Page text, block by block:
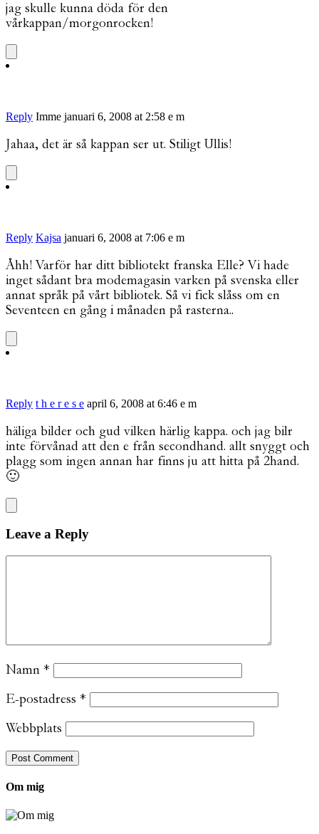
jag skulle kunna döda för den
vårkappan/morgonrocken!
Reply Imme januari 6, 2008 at 2:58 e m
Jahaa, det är så kappan ser ut. Stiligt Ullis!
Reply Kajsa januari 6, 2008 at 7:06 e m
Åhh! Varför har ditt bibliotekt franska Elle? Vi hade
inget sådant bra modemagasin varken på svenska eller
annat språk på vårt bibliotek. Så vi fick slåss om en
Seventeen en gång i månaden på rasterna..
Reply t h e r e s e april 6, 2008 at 6:46 e m
häliga bilder och gud vilken härlig kappa. och jag bilr
inte förvånad att den e från secondhand. allt snyggt och
plagg som ingen annan har finns ju att hitta på 2hand.
🙂
Leave a Reply
Namn *
E-postadress *
Webbplats
Om mig